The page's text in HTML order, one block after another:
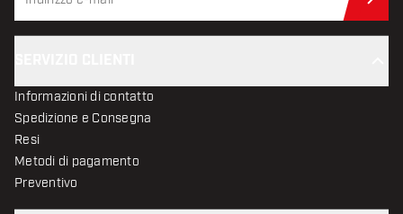
Informazioni di contatto
Spedizione e Consegna
Resi
Metodi di pagamento
Preventivo